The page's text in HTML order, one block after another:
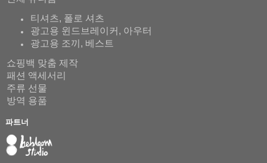
티셔츠, 폴로 셔츠
광고용 윈드브레이커, 아우터
광고용 조끼, 베스트
쇼핑백 맞춤 제작
패션 액세서리
주류 선물
방역 용품
파트너